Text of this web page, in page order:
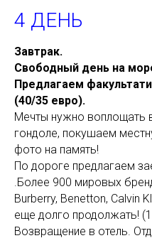
4 ДЕНЬ
Завтрак.
Свободный день на
Предлагаем
(40/35 евро).
Мечты нужно воплощать
гондоле, покушаем
фото на память!
По дороге предлагаем
.Более 900 мировых
Burberry, Benetton, Calvin
еще долго продолжать!
Возвращение в отель.